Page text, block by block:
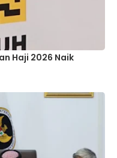
Haji 2026 Naik